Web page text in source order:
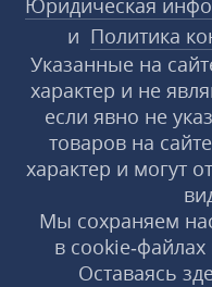
Юридическая
и Политика
Указанные на
характер и не
если явно не
товаров на
характер и могут
Мы сохраняем
в
Оставаясь